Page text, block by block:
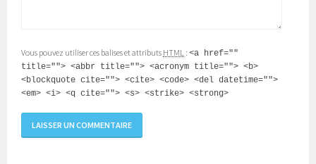
Vous pouvez utiliser ces balises et attributs HTML :<a href=""
title=""> <abbr title=""> <acronym title=""> <b>
<blockquote cite=""> <cite> <code> <del datetime="">
<em> <i> <q cite=""> <s> <strike> <strong>